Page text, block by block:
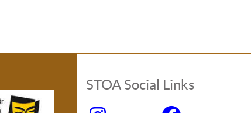
STOA Social Links